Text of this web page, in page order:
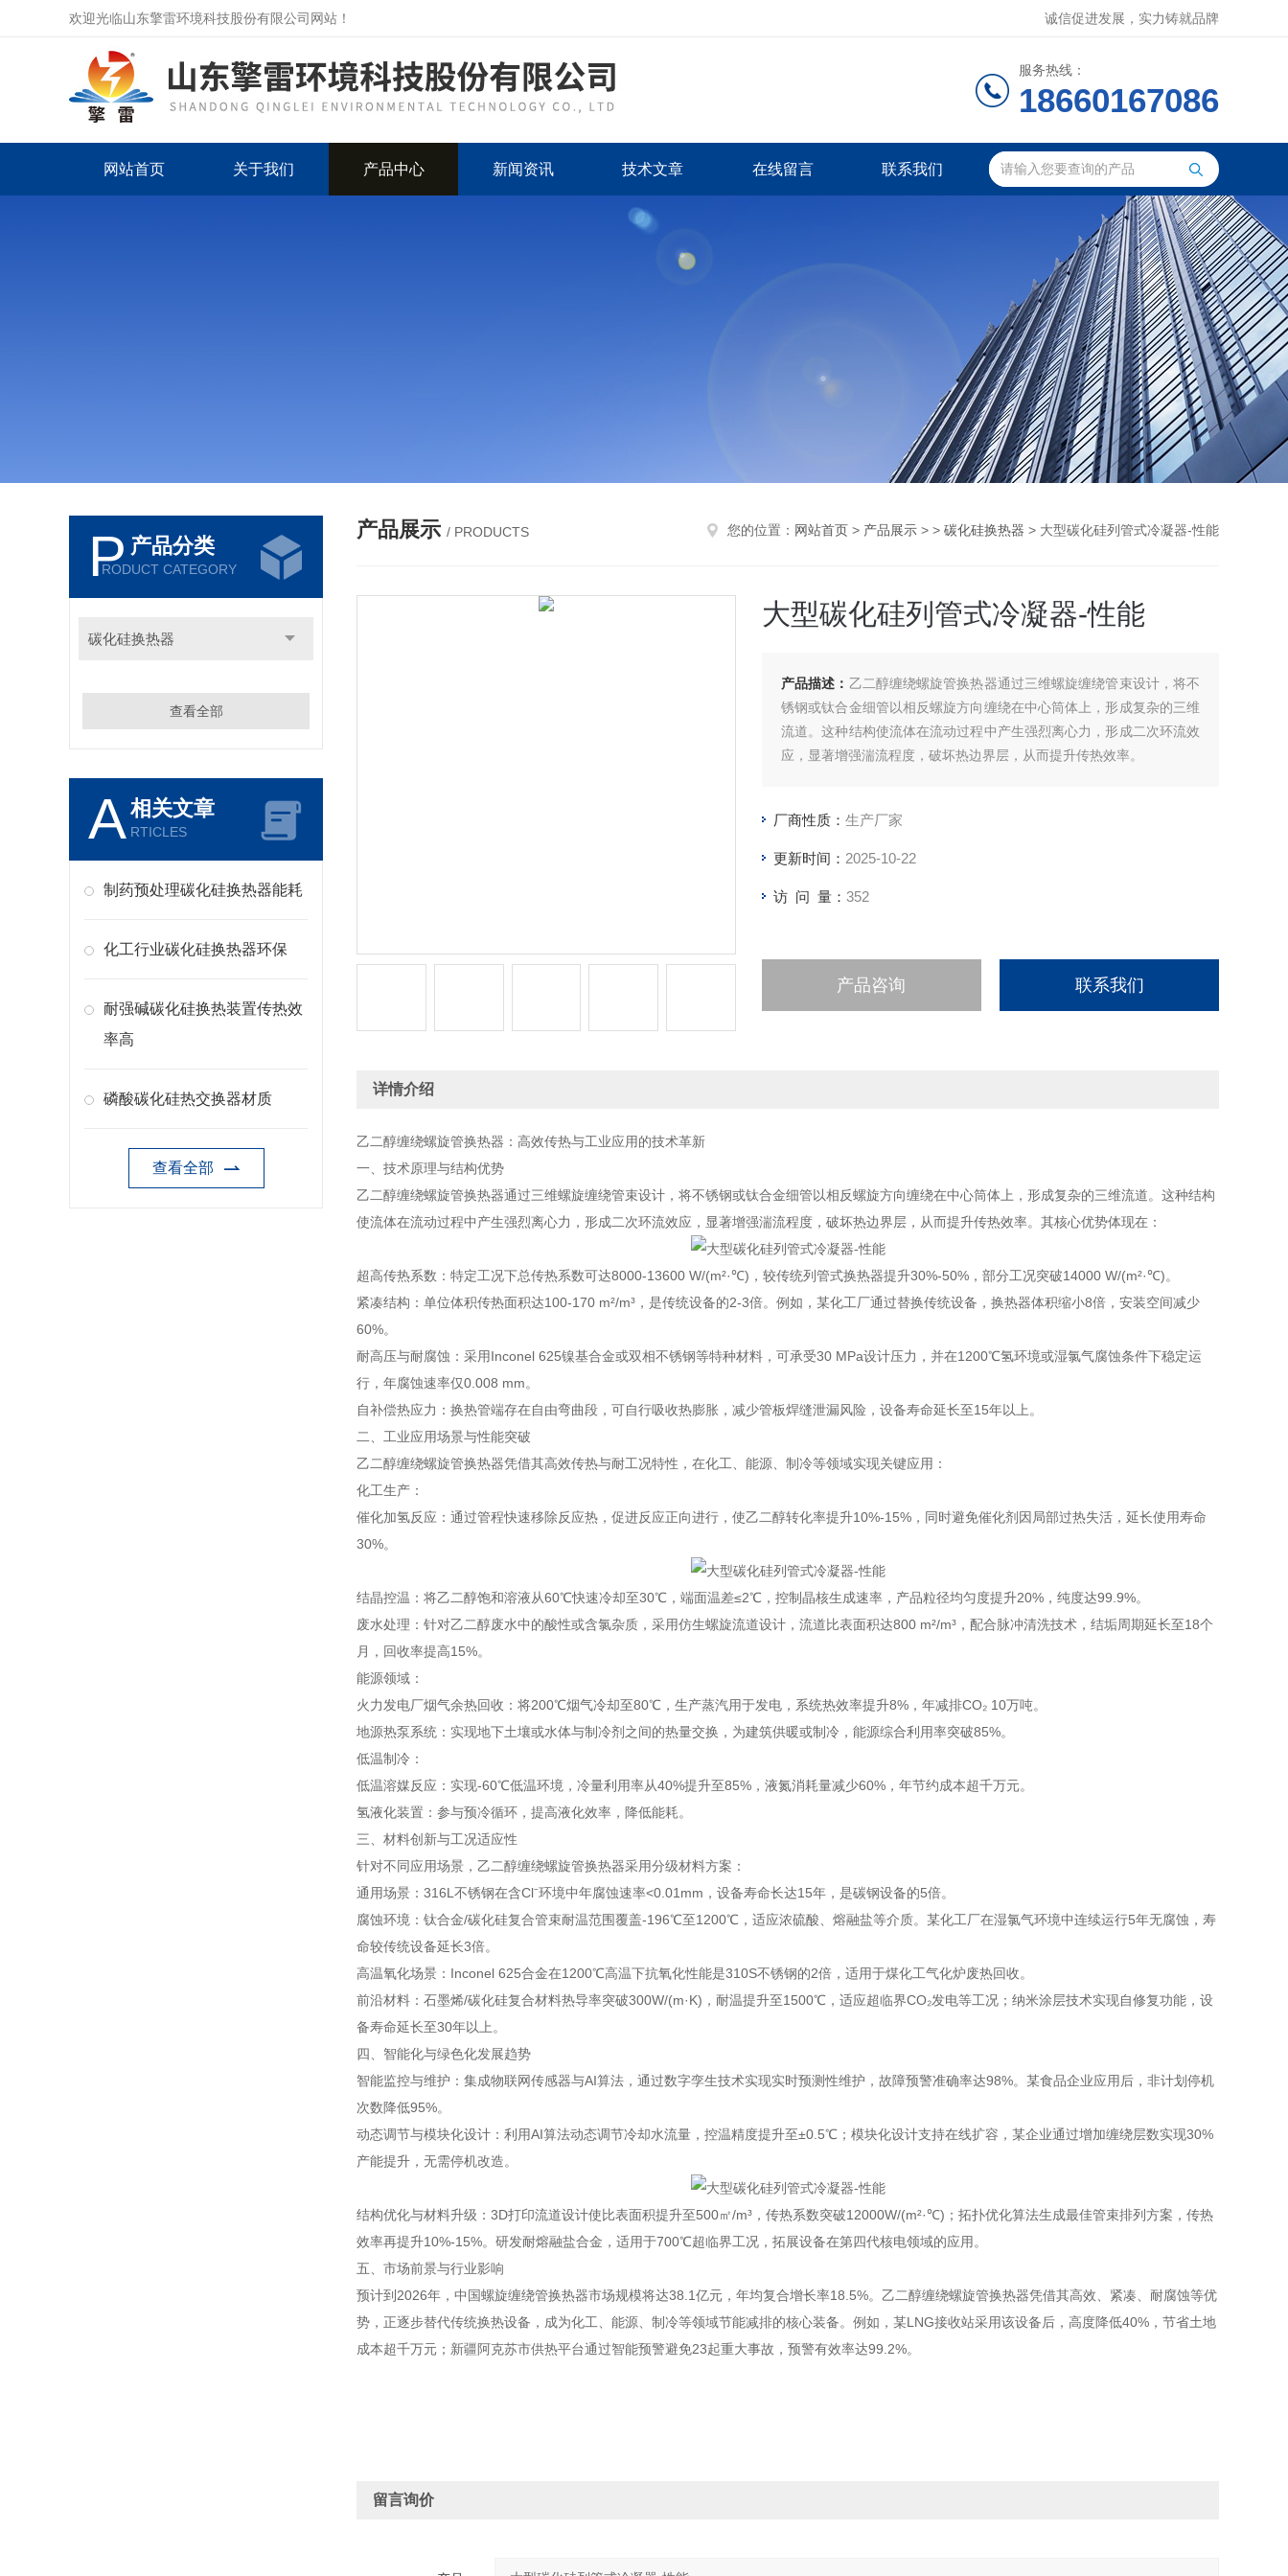
欢迎光临山东擎雷环境科技股份有限公司网站！ 诚信促进发展，实力铸就品牌
服务热线：
18660167086
网站首页 关于我们 产品中心 新闻资讯 技术文章 在线留言 联系我们
P 产品分类
RODUCT CATEGORY
碳化硅换热器
查看全部
A相关文章
RTICLES
制药预处理碳化硅换热器能耗
化工行业碳化硅换热器环保
耐强碱碳化硅换热装置传热效
率高
磷酸碳化硅热交换器材质
查看全部
产品展示 / PRODUCTS 您的位置： 网站首页 > 产品展示 > > 碳化硅换热器 > 大型碳化硅列管式冷凝器-性能
大型碳化硅列管式冷凝器-性能
产品描述： 乙二醇缠绕螺旋管换热器通过三维螺旋缠绕管束设计，将不
锈钢或钛合金细管以相反螺旋方向缠绕在中心筒体上，形成复杂的三维
流道。这种结构使流体在流动过程中产生强烈离心力，形成二次环流效
应，显著增强湍流程度，破坏热边界层，从而提升传热效率。
厂商性质： 生产厂家
更新时间： 2025-10-22
访 问 量： 352
产品咨询 联系我们
详情介绍
乙二醇缠绕螺旋管换热器：高效传热与工业应用的技术革新
一、技术原理与结构优势
乙二醇缠绕螺旋管换热器通过三维螺旋缠绕管束设计，将不锈钢或钛合金细管以相反螺旋方向缠绕在中心筒体上，形成复杂的三维流道。这种结构
使流体在流动过程中产生强烈离心力，形成二次环流效应，显著增强湍流程度，破坏热边界层，从而提升传热效率。其核心优势体现在：
超高传热系数：特定工况下总传热系数可达8000-13600 W/(m²·℃)，较传统列管式换热器提升30%-50%，部分工况突破14000 W/(m²·℃)。
紧凑结构：单位体积传热面积达100-170 m²/m³，是传统设备的2-3倍。例如，某化工厂通过替换传统设备，换热器体积缩小8倍，安装空间减少
60%。
耐高压与耐腐蚀：采用Inconel 625镍基合金或双相不锈钢等特种材料，可承受30 MPa设计压力，并在1200℃氢环境或湿氯气腐蚀条件下稳定运
行，年腐蚀速率仅0.008 mm。
自补偿热应力：换热管端存在自由弯曲段，可自行吸收热膨胀，减少管板焊缝泄漏风险，设备寿命延长至15年以上。
二、工业应用场景与性能突破
乙二醇缠绕螺旋管换热器凭借其高效传热与耐工况特性，在化工、能源、制冷等领域实现关键应用：
化工生产：
催化加氢反应：通过管程快速移除反应热，促进反应正向进行，使乙二醇转化率提升10%-15%，同时避免催化剂因局部过热失活，延长使用寿命
30%。
结晶控温：将乙二醇饱和溶液从60℃快速冷却至30℃，端面温差≤2℃，控制晶核生成速率，产品粒径均匀度提升20%，纯度达99.9%。
废水处理：针对乙二醇废水中的酸性或含氯杂质，采用仿生螺旋流道设计，流道比表面积达800 m²/m³，配合脉冲清洗技术，结垢周期延长至18个
月，回收率提高15%。
能源领域：
火力发电厂烟气余热回收：将200℃烟气冷却至80℃，生产蒸汽用于发电，系统热效率提升8%，年减排CO₂ 10万吨。
地源热泵系统：实现地下土壤或水体与制冷剂之间的热量交换，为建筑供暖或制冷，能源综合利用率突破85%。
低温制冷：
低温溶媒反应：实现-60℃低温环境，冷量利用率从40%提升至85%，液氮消耗量减少60%，年节约成本超千万元。
氢液化装置：参与预冷循环，提高液化效率，降低能耗。
三、材料创新与工况适应性
针对不同应用场景，乙二醇缠绕螺旋管换热器采用分级材料方案：
通用场景：316L不锈钢在含Cl⁻环境中年腐蚀速率<0.01mm，设备寿命长达15年，是碳钢设备的5倍。
腐蚀环境：钛合金/碳化硅复合管束耐温范围覆盖-196℃至1200℃，适应浓硫酸、熔融盐等介质。某化工厂在湿氯气环境中连续运行5年无腐蚀，寿
命较传统设备延长3倍。
高温氧化场景：Inconel 625合金在1200℃高温下抗氧化性能是310S不锈钢的2倍，适用于煤化工气化炉废热回收。
前沿材料：石墨烯/碳化硅复合材料热导率突破300W/(m·K)，耐温提升至1500℃，适应超临界CO₂发电等工况；纳米涂层技术实现自修复功能，设
备寿命延长至30年以上。
四、智能化与绿色化发展趋势
智能监控与维护：集成物联网传感器与AI算法，通过数字孪生技术实现实时预测性维护，故障预警准确率达98%。某食品企业应用后，非计划停机
次数降低95%。
动态调节与模块化设计：利用AI算法动态调节冷却水流量，控温精度提升至±0.5℃；模块化设计支持在线扩容，某企业通过增加缠绕层数实现30%
产能提升，无需停机改造。
结构优化与材料升级：3D打印流道设计使比表面积提升至500㎡/m³，传热系数突破12000W/(m²·℃)；拓扑优化算法生成最佳管束排列方案，传热
效率再提升10%-15%。研发耐熔融盐合金，适用于700℃超临界工况，拓展设备在第四代核电领域的应用。
五、市场前景与行业影响
预计到2026年，中国螺旋缠绕管换热器市场规模将达38.1亿元，年均复合增长率18.5%。乙二醇缠绕螺旋管换热器凭借其高效、紧凑、耐腐蚀等优
势，正逐步替代传统换热设备，成为化工、能源、制冷等领域节能减排的核心装备。例如，某LNG接收站采用该设备后，高度降低40%，节省土地
成本超千万元；新疆阿克苏市供热平台通过智能预警避免23起重大事故，预警有效率达99.2%。
留言询价